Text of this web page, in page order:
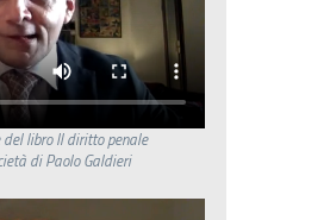
libro Il diritto penale
di Paolo Galdieri